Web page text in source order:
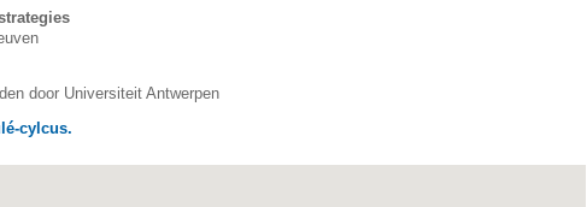
door Universiteit Antwerpen
cylcus.